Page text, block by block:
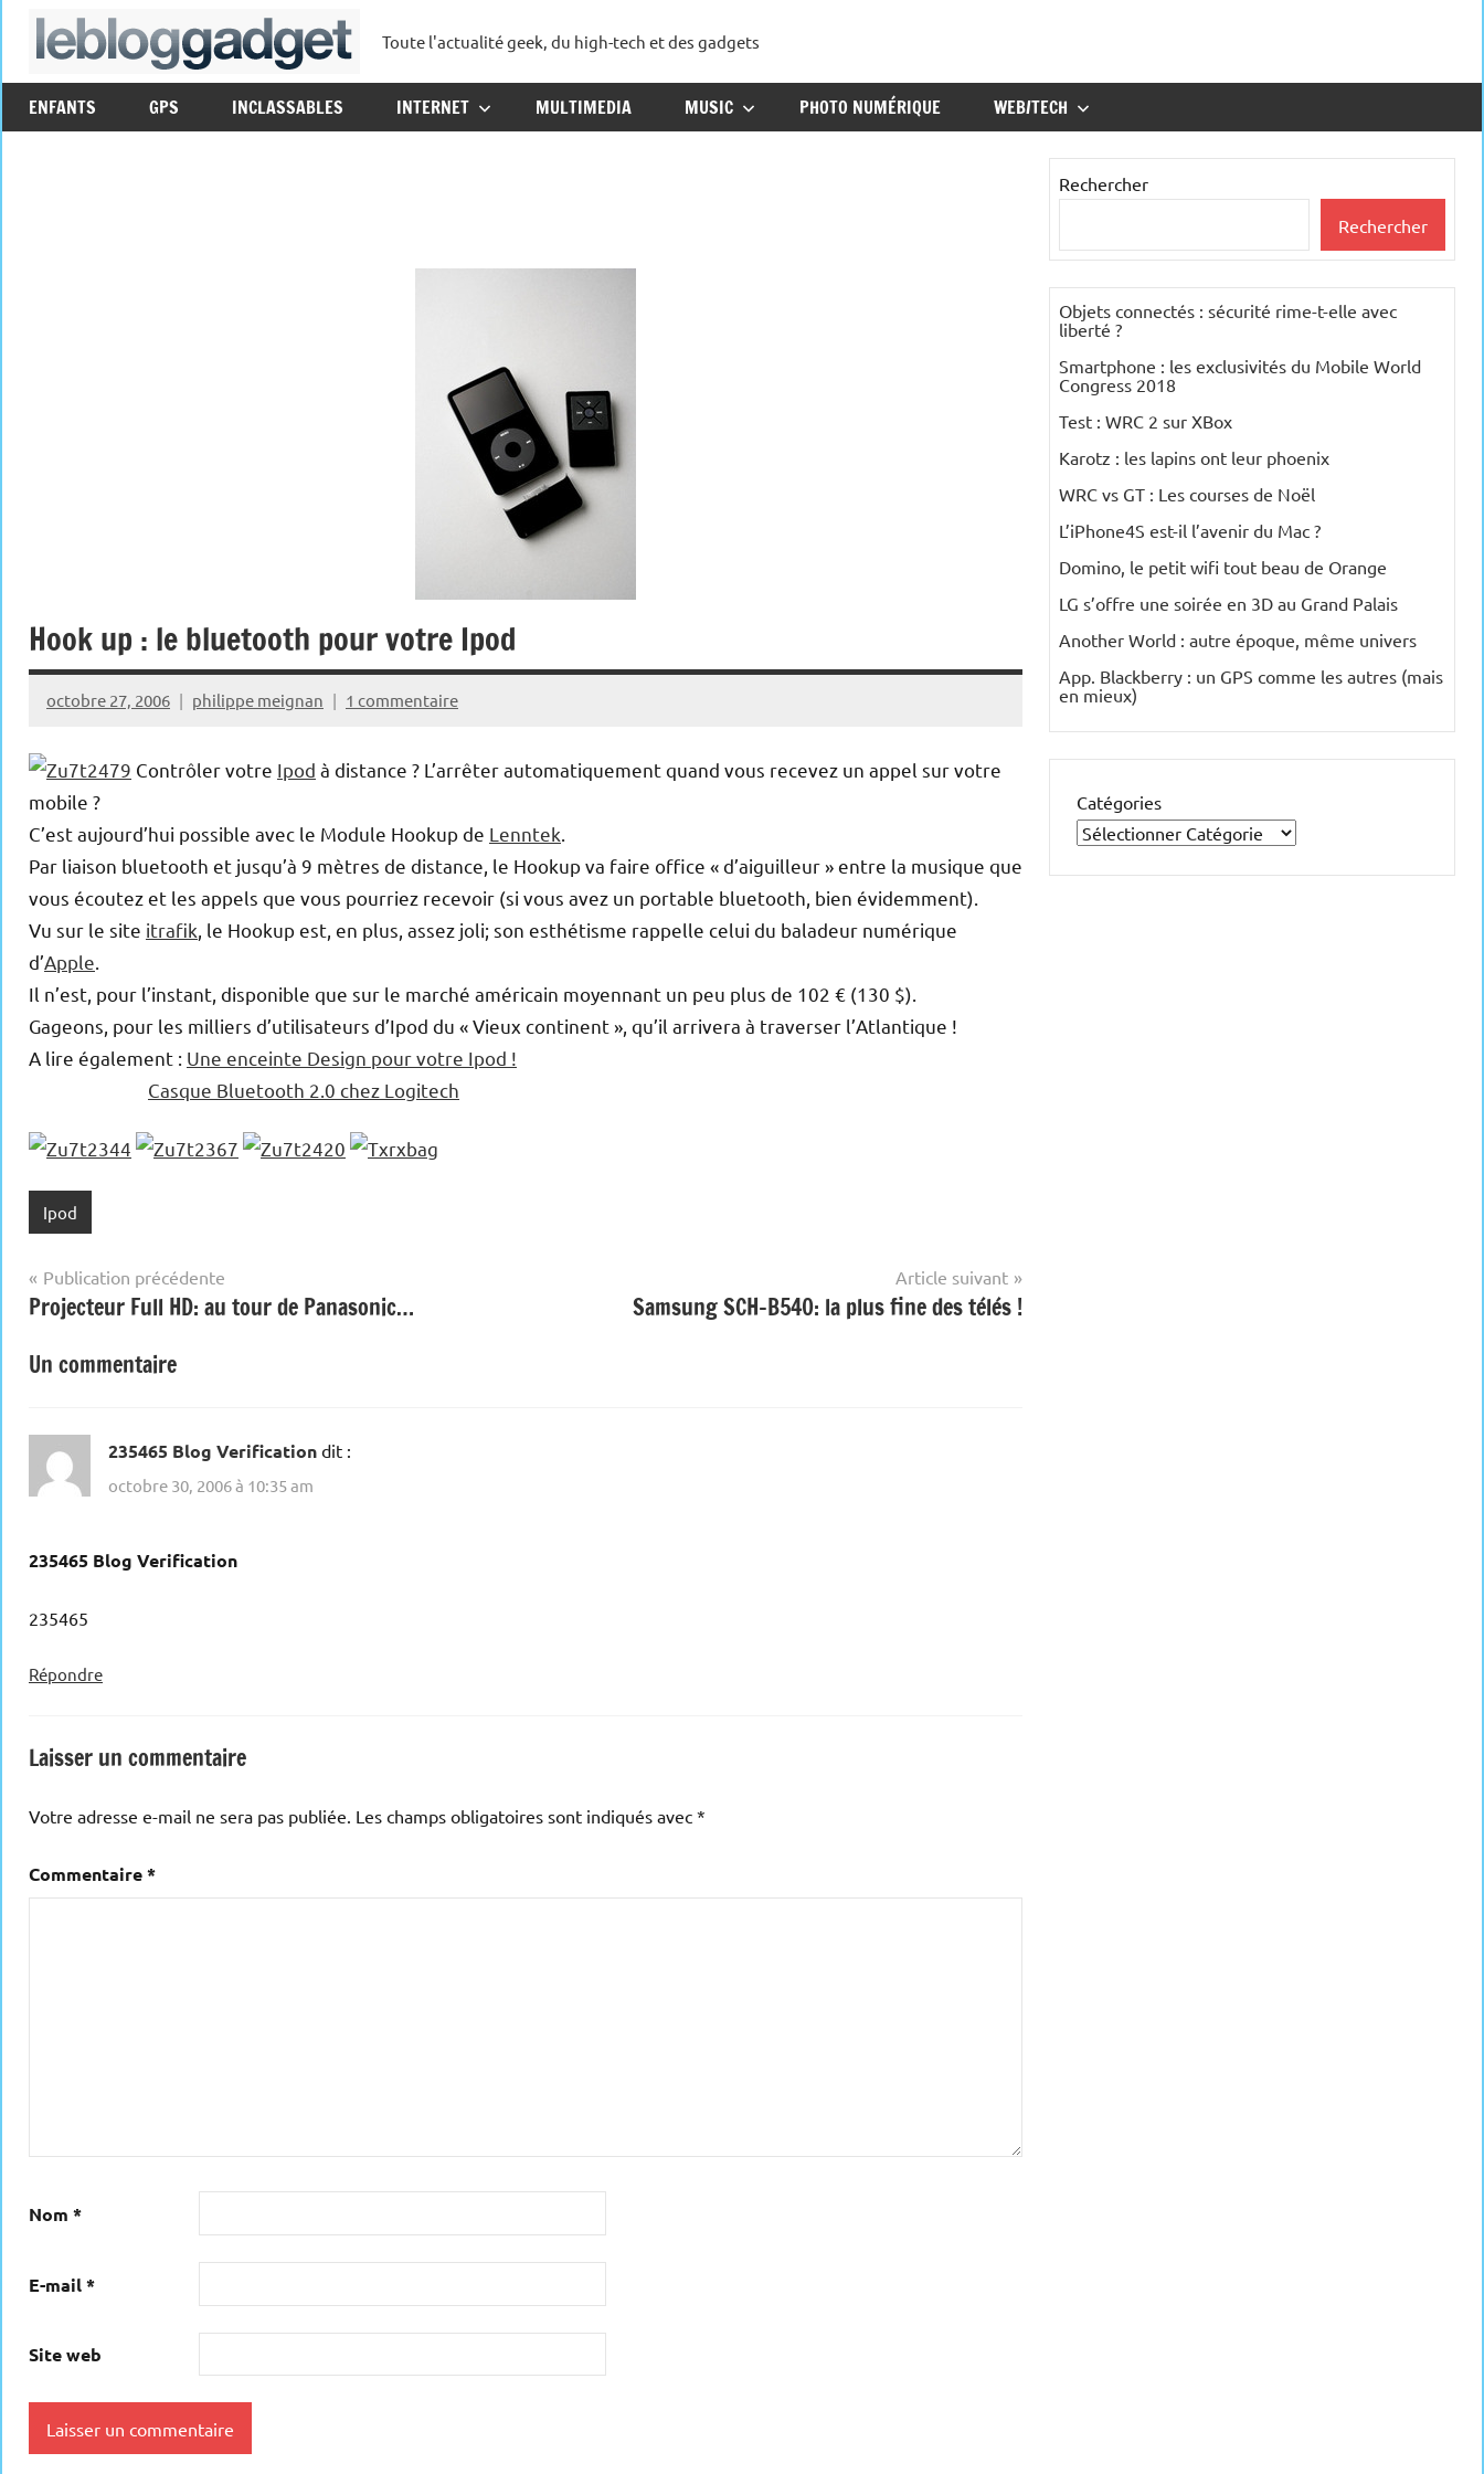
Aller
lebloggadget
Toute l'actualité geek, du high-tech et des gadgets
ENFANTS GPS INCLASSABLES INTERNET MULTIMEDIA MUSIC PHOTO NUMÉRIQUE WEB/TECH
Hook up : le bluetooth pour votre Ipod
octobre 27, 2006 philippe meignan 1 commentaire
Contrôler votre Ipod à distance ? L’arrêter automatiquement quand vous recevez un appel sur votre
mobile ?
C’est aujourd’hui possible avec le Module Hookup de Lenntek
Par liaison bluetooth et jusqu’à 9 mètres de distance, le Hookup va faire office « d’aiguilleur » entre la musique que
vous écoutez et les appels que vous pourriez recevoir (si vous avez un portable bluetooth, bien évidemment).
Vu sur le site itrafik , le Hookup est, en plus, assez joli; son esthétisme rappelle celui du baladeur numérique
d’Apple
Il n’est, pour l’instant, disponible que sur le marché américain moyennant un peu plus de 102 € (130 $).
Gageons, pour les milliers d’utilisateurs d’Ipod du « Vieux continent », qu’il arrivera à traverser l’Atlantique !
A lire également : Une enceinte Design pour votre Ipod !
Casque Bluetooth 2.0 chez Logitech
Ipod
Navigation
de
l’article
Publication précédente
Projecteur Full HD: au tour de Panasonic…
Article suivant
Samsung SCH-B540: la plus fine des télés !
Un commentaire
235465 Blog Verification dit :
octobre 30, 2006 à 10:35 am
235465 Blog Verification
235465
Répondre
Laisser un commentaire
Votre adresse e-mail ne sera pas publiée. Les champs obligatoires sont indiqués avec *
Commentaire*
Nom *
E-mail*
Site web
Rechercher
Rechercher
Objets connectés : sécurité rime-t-elle avec
liberté ?
Smartphone : les exclusivités du Mobile World
Congress 2018
Test : WRC 2 sur XBox
Karotz : les lapins ont leur phoenix
WRC vs GT : Les courses de Noël
L’iPhone4S est-il l’avenir du Mac ?
Domino, le petit wifi tout beau de Orange
LG s’offre une soirée en 3D au Grand Palais
Another World : autre époque, même univers
App. Blackberry : un GPS comme les autres (mais
en mieux)
Catégories